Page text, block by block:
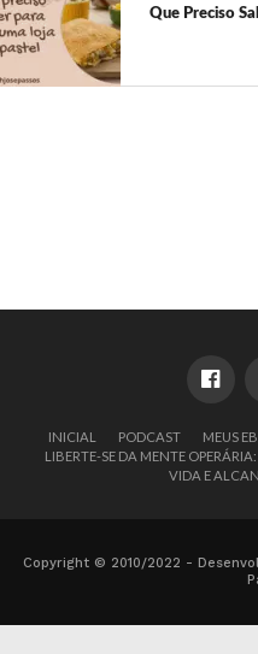
Que Preciso
INICIAL PODCAST MEUS
LIBERTE-SE DA MENTE
VIDA E
Copyright © 2010/2022 -